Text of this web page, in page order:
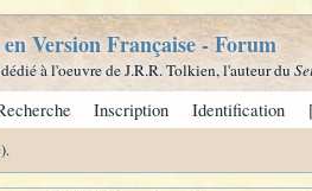
Version Française - Forum
à l'oeuvre de J.R.R. Tolkien, l'auteur du
Inscription Identification